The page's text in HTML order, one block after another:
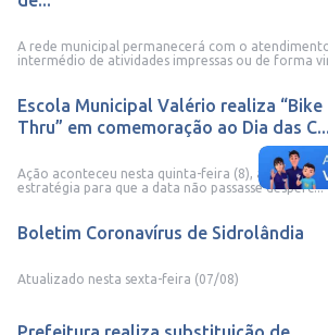
A rede municipal permanecerá com o
intermédio de atividades impressas ou de forma
Escola Municipal Valério realiza “Bike
Thru” em comemoração ao Dia das C...
Ação aconteceu nesta quinta-feira (8), a direção
estratégia para que a data não passasse desperc...
Boletim Coronavírus de Sidrolândia
Atualizado nesta sexta-feira (07/08)